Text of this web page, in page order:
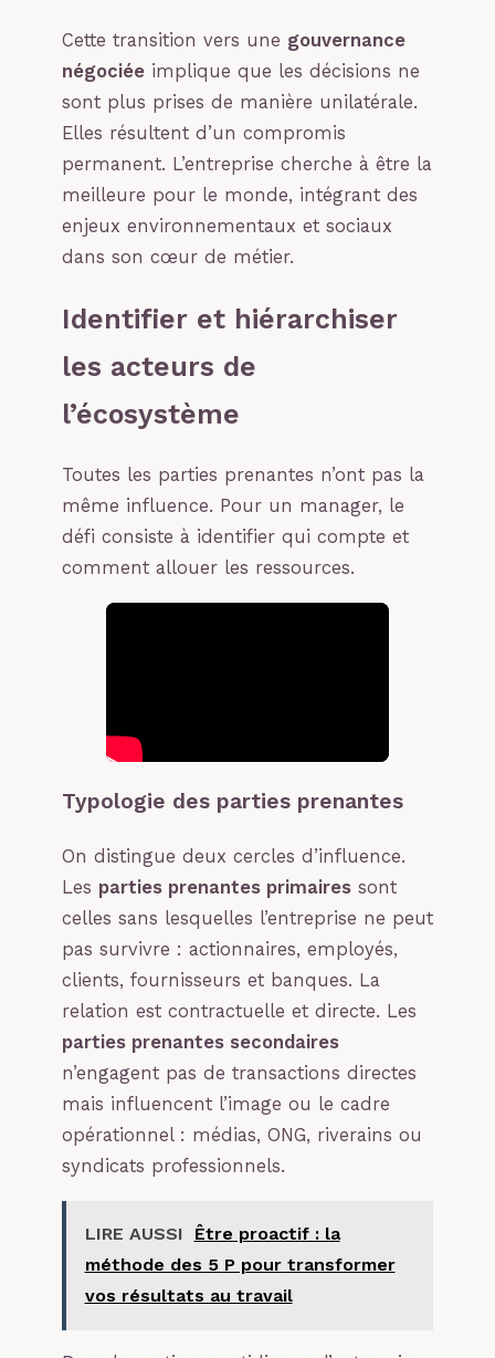
Cette transition vers une gouvernance
négociée implique que les décisions ne
sont plus prises de manière unilatérale.
Elles résultent d’un compromis
permanent. L’entreprise cherche à être la
meilleure pour le monde, intégrant des
enjeux environnementaux et sociaux
dans son cœur de métier.
Identifier et hiérarchiser
les acteurs de
l’écosystème
Toutes les parties prenantes n’ont pas la
même influence. Pour un manager, le
défi consiste à identifier qui compte et
comment allouer les ressources.
Typologie des parties prenantes
On distingue deux cercles d’influence.
Les parties prenantes primaires sont
celles sans lesquelles l’entreprise ne peut
pas survivre : actionnaires, employés,
clients, fournisseurs et banques. La
relation est contractuelle et directe. Les
parties prenantes secondaires
n’engagent pas de transactions directes
mais influencent l’image ou le cadre
opérationnel : médias, ONG, riverains ou
syndicats professionnels.
LIRE AUSSI
Être proactif : la
méthode des 5 P pour transformer
vos résultats au travail